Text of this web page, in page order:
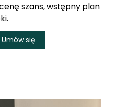
szans, wstępny plan
Umów się